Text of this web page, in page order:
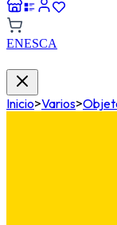
ENESCA
Inicio>Varios>